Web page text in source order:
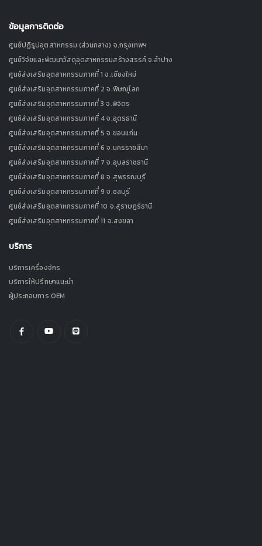
ข้อมูลการติดต่อ
ศูนย์ปฏิรูปอุตสาหกรรม (ส่วนกลาง) จ.กรุงเทพฯ
ศูนย์วิจัยและพัฒนาวัสดุอุตสาหกรรมสร้างสรรค์ จ.ลำปาง
ศูนย์ส่งเสริมอุตสาหกรรมภาคที่ 1 จ.เชียงใหม่
ศูนย์ส่งเสริมอุตสาหกรรมภาคที่ 2 จ.พิษณุโลก
ศูนย์ส่งเสริมอุตสาหกรรมภาคที่ 3 จ.พิจิตร
ศูนย์ส่งเสริมอุตสาหกรรมภาคที่ 4 จ.อุดรธานี
ศูนย์ส่งเสริมอุตสาหกรรมภาคที่ 5 จ.ขอนแก่น
ศูนย์ส่งเสริมอุตสาหกรรมภาคที่ 6 จ.นครราชสีมา
ศูนย์ส่งเสริมอุตสาหกรรมภาคที่ 7 จ.อุบลราชธานี
ศูนย์ส่งเสริมอุตสาหกรรมภาคที่ 8 จ.สุพรรณบุรี
ศูนย์ส่งเสริมอุตสาหกรรมภาคที่ 9 จ.ชลบุรี
ศูนย์ส่งเสริมอุตสาหกรรมภาคที่ 10 จ.สุราษฎร์ธานี
ศูนย์ส่งเสริมอุตสาหกรรมภาคที่ 11 จ.สงขลา
บริการ
บริการเครื่องจักร
บริการให้ปรึกษาแนะนำ
ผู้ประกอบการ OEM